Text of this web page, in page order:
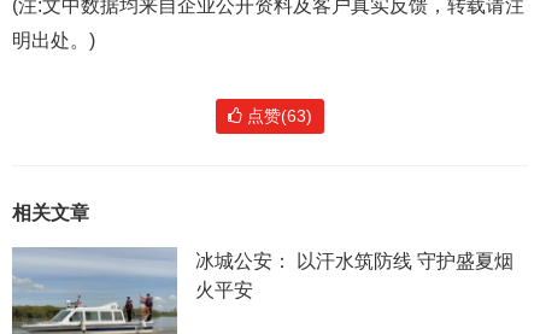
(注:文中数据均来自企业公开资料及客户真实反馈，转载请注
明出处。)
点赞(63)
相关文章
冰城公安： 以汗水筑防线 守护盛夏烟
火平安